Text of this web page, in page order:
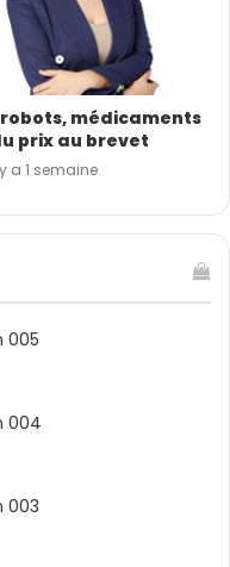
robots, médicaments
prix au brevet
a 1 semaine
005
004
003